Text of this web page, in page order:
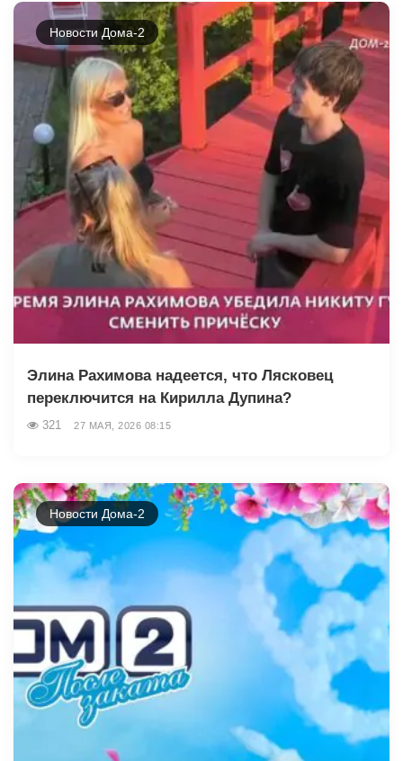
Новости Дома-2
Элина Рахимова надеется, что Лясковец
переключится на Кирилла Дупина?
321 27 МАЯ, 2026 08:15
Новости Дома-2